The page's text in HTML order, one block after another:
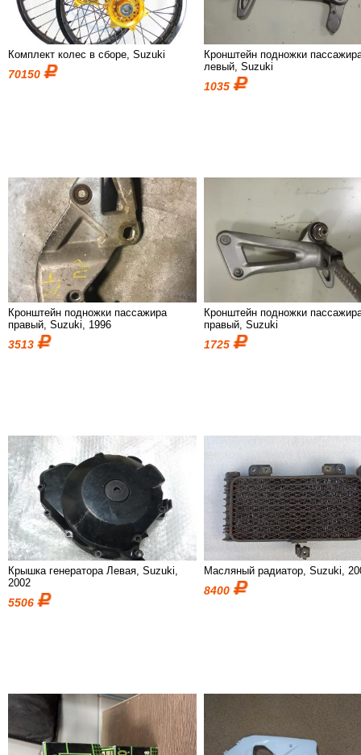
Комплект колес в сборе, Suzuki
70150
Кронштейн подножки
левый, Suzuki
1035
Кронштейн подножки пассажира
правый, Suzuki, 1996
3513
Кронштейн подножки
правый, Suzuki
1725
Крышка генератора Левая, Suzuki,
2002
5506
Масляный радиатор, Suzuki,
8400